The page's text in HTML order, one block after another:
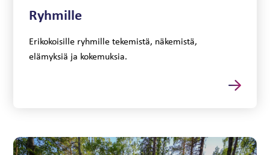
Ryhmille
Erikokoisille ryhmille tekemistä, näkemistä,
elämyksiä ja kokemuksia.